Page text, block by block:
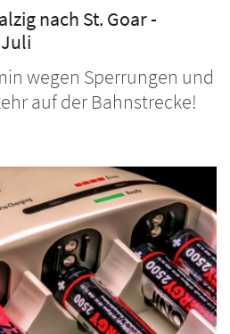
nach St. Goar -
wegen Sperrungen und
auf der Bahnstrecke!